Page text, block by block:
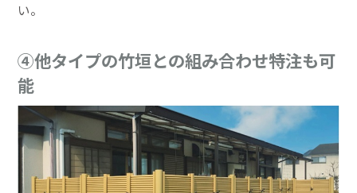
い。
④他タイプの竹垣との組み合わせ特注も可
能